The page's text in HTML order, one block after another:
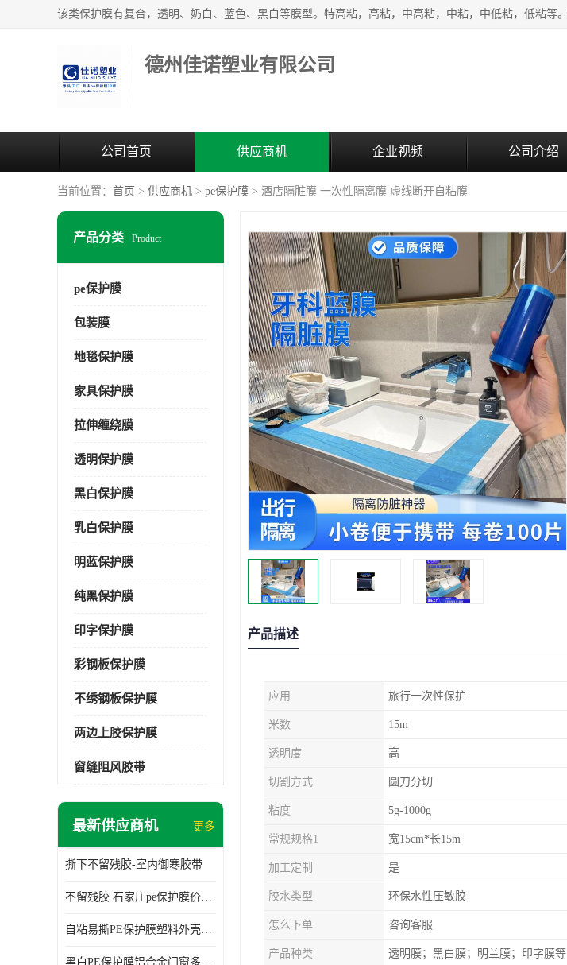
德州佳诺塑业有限公司
公司首页 供应商机 企业视频 公司介绍
当前位置： 首页 > 供应商机 > pe保护膜 > 酒店隔脏膜 一次性隔离膜 虚线断开自粘膜
产品分类 Product
pe保护膜
包装膜
地毯保护膜
家具保护膜
拉伸缠绕膜
透明保护膜
黑白保护膜
乳白保护膜
明蓝保护膜
纯黑保护膜
印字保护膜
彩钢板保护膜
不绣钢板保护膜
两边上胶保护膜
窗缝阻风胶带
最新供应商机 更多
撕下不留残胶-室内御寒胶带
不留残胶 石家庄pe保护膜价格 塑料薄膜
自粘易撕PE保护膜塑料外壳导光板亚克力板膜操作方便
黑白PE保护膜铝合金门窗多种颜色支持定制生产
产品描述
应用 旅行一次性保护
米数 15m
透明度 高
切割方式 圆刀分切
粘度 5g-1000g
常规规格1 宽15cm*长15m
加工定制 是
胶水类型 环保水性压敏胶
怎么下单 咨询客服
产品种类 透明膜；黑白膜；明兰膜；印字膜等